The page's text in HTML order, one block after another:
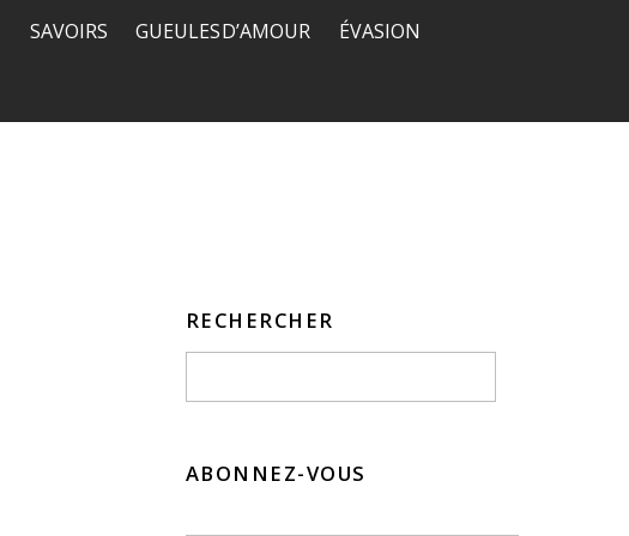
SAVOIRS GUEULES D’AMOUR ÉVASION
RECHERCHER
ABONNEZ-VOUS